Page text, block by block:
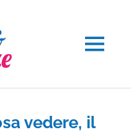
MENU
vedere, il